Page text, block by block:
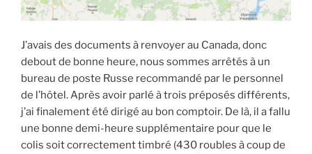
J’avais des documents à renvoyer au Canada, donc
debout de bonne heure, nous sommes arrêtés à un
bureau de poste Russe recommandé par le personnel
de l’hôtel. Après avoir parlé à trois préposés différents,
j’ai finalement été dirigé au bon comptoir. De là, il a fallu
une bonne demi-heure supplémentaire pour que le
colis soit correctement timbré (430 roubles à coup de